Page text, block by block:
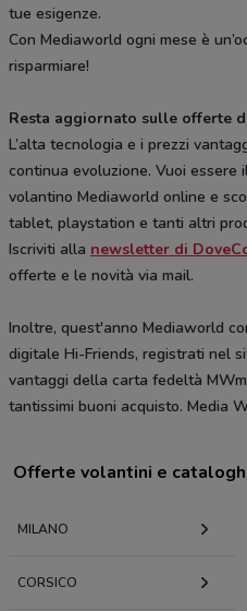
tue esigenze.
Con Mediaworld ogni mese è
risparmiare!
Resta aggiornato sulle offerte
L’alta tecnologia e i prezzi
continua evoluzione. Vuoi essere
volantino Mediaworld online e
tablet, playstation e tanti altri
Iscriviti alla newsletter di
offerte e le novità via mail.
Inoltre, quest'anno Mediaworld
digitale Hi-Friends, registrati nel
vantaggi della carta fedeltà
tantissimi buoni acquisto. Media
Offerte volantini e
MILANO
CORSICO